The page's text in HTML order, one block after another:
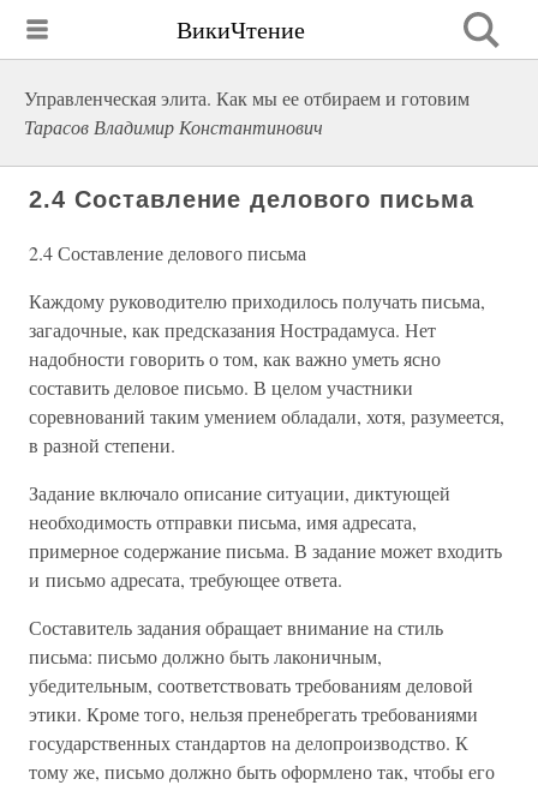
ВикиЧтение
Управленческая элита. Как мы ее отбираем и готовим
Тарасов Владимир Константинович
2.4 Составление делового письма
2.4 Составление делового письма
Каждому руководителю приходилось получать письма,
загадочные, как предсказания Нострадамуса. Нет
надобности говорить о том, как важно уметь ясно
составить деловое письмо. В целом участники
соревнований таким умением обладали, хотя, разумеется,
в разной степени.
Задание включало описание ситуации, диктующей
необходимость отправки письма, имя адресата,
примерное содержание письма. В задание может входить
и письмо адресата, требующее ответа.
Составитель задания обращает внимание на стиль
письма: письмо должно быть лаконичным,
убедительным, соответствовать требованиям деловой
этики. Кроме того, нельзя пренебрегать требованиями
государственных стандартов на делопроизводство. К
тому же, письмо должно быть оформлено так, чтобы его